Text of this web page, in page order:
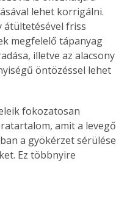
lehet korrigálni.
átültetésével friss
megfelelő tápanyag
illetve az alacsony
öntözéssel lehet
fokozatosan
amit a levegő
a gyökérzet sérülése
Ez többnyire